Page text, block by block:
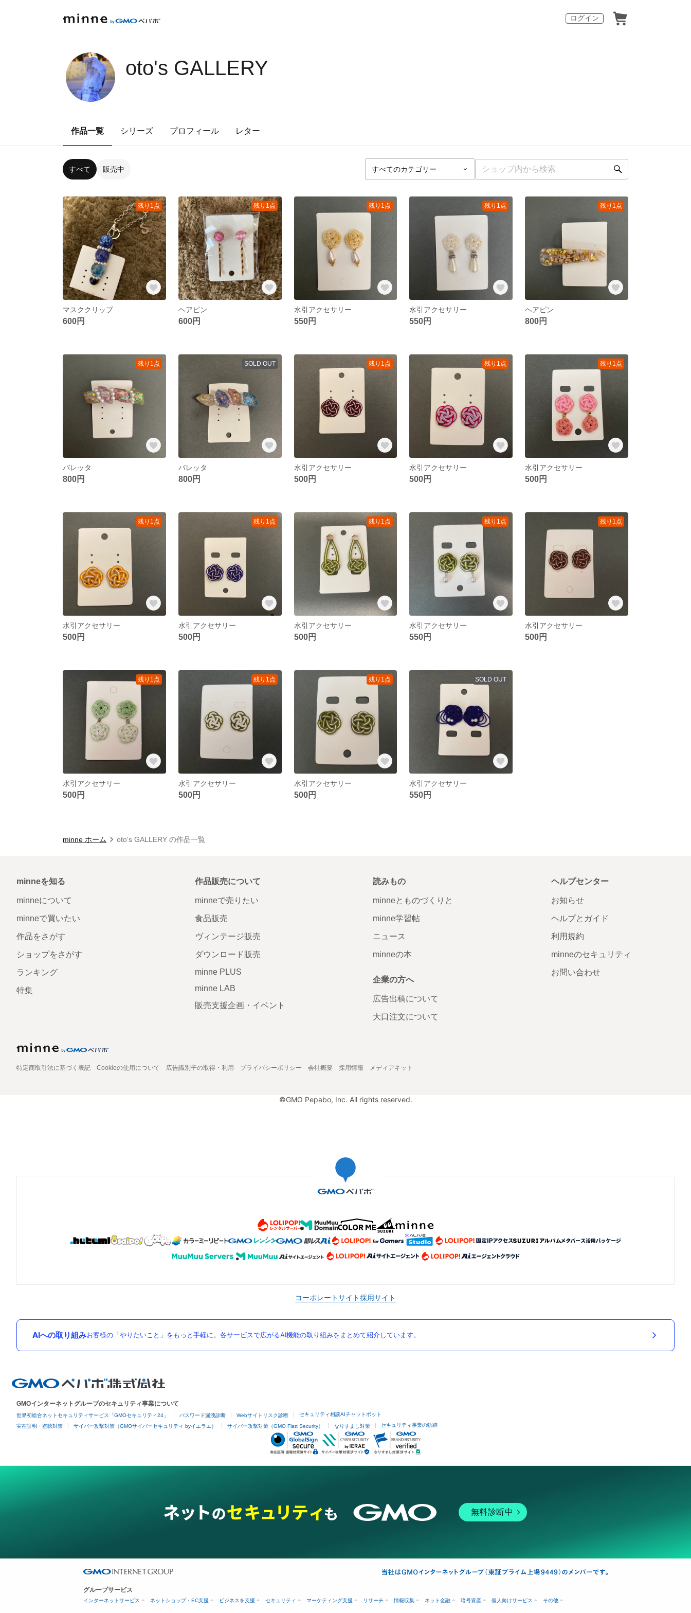
ログイン
oto's GALLERY
作品一覧 シリーズ プロフィール レター
すべて 販売中
残り1点
マスククリップ
600円
残り1点
ヘアピン
600円
残り1点
水引アクセサリー
550円
残り1点
水引アクセサリー
550円
残り1点
ヘアピン
800円
残り1点
バレッタ
800円
SOLD OUT
バレッタ
800円
残り1点
水引アクセサリー
500円
残り1点
水引アクセサリー
500円
残り1点
水引アクセサリー
500円
残り1点
水引アクセサリー
500円
残り1点
水引アクセサリー
500円
残り1点
水引アクセサリー
500円
残り1点
水引アクセサリー
550円
残り1点
水引アクセサリー
500円
残り1点
水引アクセサリー
500円
残り1点
水引アクセサリー
500円
残り1点
水引アクセサリー
500円
SOLD OUT
水引アクセサリー
550円
minne ホーム oto's GALLERY の作品一覧
minneを知る
minneについて
minneで買いたい
作品をさがす
ショップをさがす
ランキング
特集
作品販売について
minneで売りたい
食品販売
ヴィンテージ販売
ダウンロード販売
minne PLUS
minne LAB
販売支援企画・イベント
読みもの
minneとものづくりと
minne学習帖
ニュース
minneの本
企業の方へ
広告出稿について
大口注文について
ヘルプセンター
お知らせ
ヘルプとガイド
利用規約
minneのセキュリティ
お問い合わせ
特定商取引法に基づく表記 Cookieの使用について 広告識別子の取得・利用 プライバシーポリシー 会社概要 採用情報 メディアキット
©GMO Pepabo, Inc. All rights reserved.
コーポレートサイト採用サイト
AIへの取り組みお客様の「やりたいこと」をもっと手軽に。各サービスで広がるAI機能の取り組みをまとめて紹介しています。
GMOインターネットグループのセキュリティ事業について
世界初総合ネットセキュリティサービス「GMOセキュリティ24」 パスワード漏洩診断 Webサイトリスク診断 セキュリティ相談AIチャットボット
実在証明・盗聴対策 サイバー攻撃対策（GMOサイバーセキュリティ byイエラエ） サイバー攻撃対策（GMO Flatt Security） なりすまし対策 セキュリティ事業の軌跡
無料診断中
グループサービス
インターネットサービス ネットショップ・EC支援 ビジネスを支援 セキュリティ マーケティング支援 リサーチ 情報収集 ネット金融 暗号資産 個人向けサービス その他